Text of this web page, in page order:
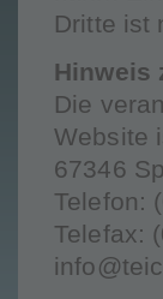
Dritte ist
Hinweis
Die
Website
67346
Telefon:
Telefax: